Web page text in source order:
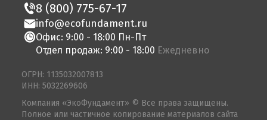
8 (800) 775-67-17
info@ecofundament.ru
Офис: 9:00 - 18:00 Пн-Пт
Отдел продаж: 9:00 - 18:00 Ежедневно
ОГРН: 1135032007813
ИНН: 5032269606
Компания «ЭкоФундамент» © Все права защищены.
Полное или частичное копирование материалов сайта